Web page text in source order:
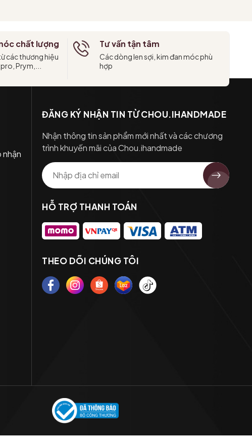
chất lượng
các thương hiệu
Prym,...
Tư vấn tận tâm
Các dòng len sợi, kim đan móc phù
hợp
nhận
ĐĂNG KÝ NHẬN TIN TỪ CHOU.IHANDMADE
Nhận thông tin sản phẩm mới nhất và các chương
trình khuyến mãi của Chou.ihandmade
HỖ TRỢ THANH TOÁN
THEO DÕI CHÚNG TÔI